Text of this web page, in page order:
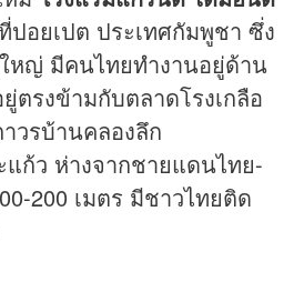
ปอยเปต ประเทศกัมพูชา ซึ่ง
หญ่ มีคนไทยทำงานอยู่ด้าน
ตรงข้ามกับตลาดโรงเกลือ
วรบ้านคลองลึก
ก้ว ห่างจากชายแดนไทย-
200 เมตร มีชาวไทยติด